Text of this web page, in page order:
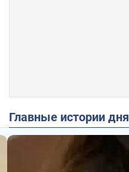
Главные истории дня